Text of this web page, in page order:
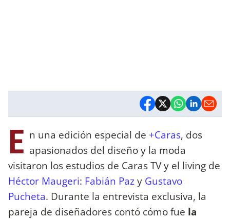
E n una edición especial de +Caras, dos
apasionados del diseño y la moda
visitaron los estudios de Caras TV y el living de
Héctor Maugeri: Fabián Pazy Gustavo
Pucheta. Durante la entrevista exclusiva, la
pareja de diseñadores contó cómo fue la